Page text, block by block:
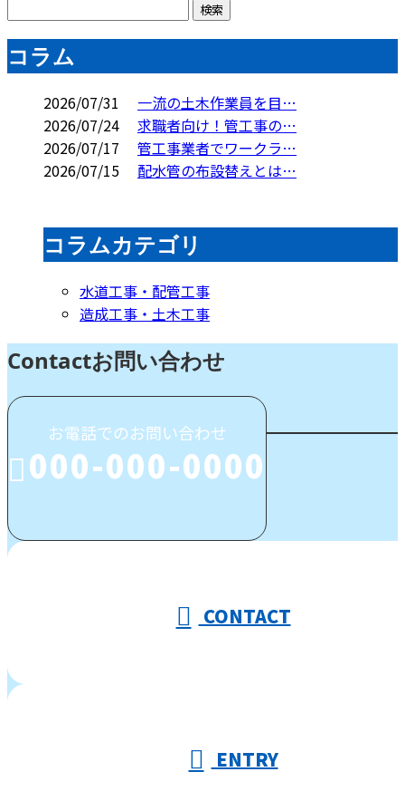
コラム
2026/07/31
一流の土木作業員を目…
2026/07/24
求職者向け！管工事の…
2026/07/17
管工事業者でワークラ…
2026/07/15
配水管の布設替えとは…
コラムカテゴリ
水道工事・配管工事
造成工事・土木工事
Contactお問い合わせ
お電話でのお問い合わせ
000-000-0000
CONTACT
ENTRY